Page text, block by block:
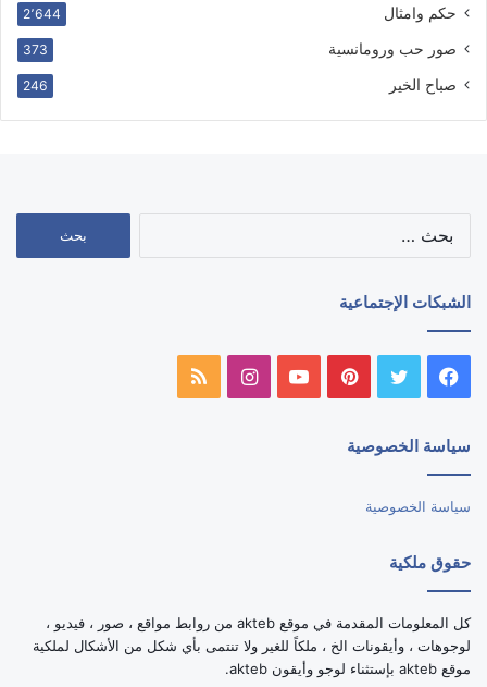
حكم وامثال 2٬644
صور حب ورومانسية 373
صباح الخير 246
الشبكات الإجتماعية
فيسبوك تويتر بينتيريستيوتيوبانستقرامملخص
سياسة الخصوصية
سياسة الخصوصية
حقوق ملكية
كل المعلومات المقدمة في موقع akteb من روابط مواقع ، صور ، فيديو ،
لوجوهات ، وأيقونات الخ ، ملكاً للغير ولا تنتمى بأي شكل من الأشكال لملكية
موقع akteb بإستثناء لوجو وأيقون akteb.